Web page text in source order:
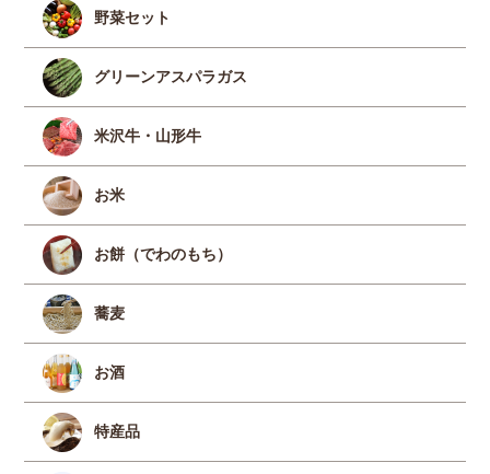
野菜セット
グリーンアスパラガス
米沢牛・山形牛
お米
お餅（でわのもち）
蕎麦
お酒
特産品